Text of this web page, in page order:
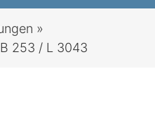
»
253 / L 3043